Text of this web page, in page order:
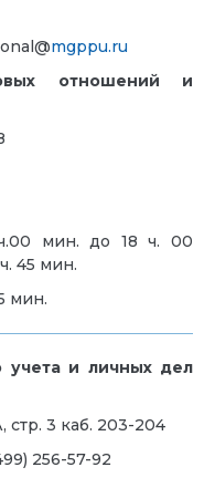
mgppu.ru
отношений и
мин. до 18 ч. 00
45 мин.
мин.
учета и личных дел
стр. 3 каб. 203-204
256-57-92